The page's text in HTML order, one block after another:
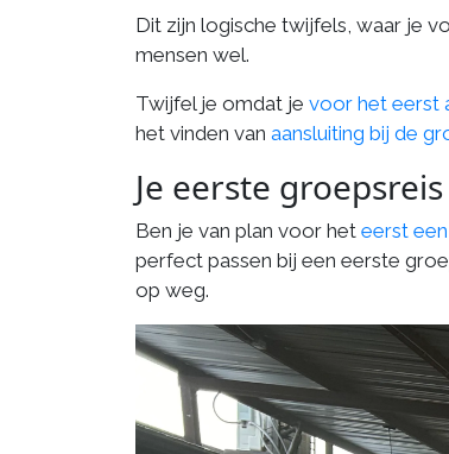
Dit zijn logische twijfels, waar je
mensen wel.
Twijfel je omdat je voor het eerst
het vinden van aansluiting bij de
Je eerste
Ben je van plan voor het eerst
perfect passen bij een eerste
op weg.